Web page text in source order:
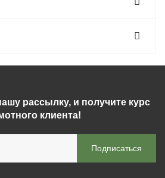
рассылку, и получите курс
клиента!